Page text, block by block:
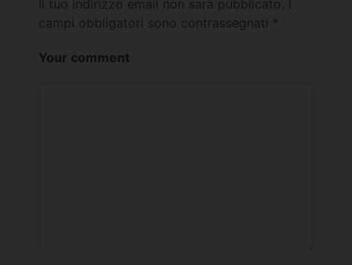
Il tuo indirizzo email non sarà pubblicato.
campi obbligatori sono contrassegnati *
Your comment